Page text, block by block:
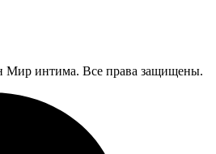
Мир интима. Все права защищены.